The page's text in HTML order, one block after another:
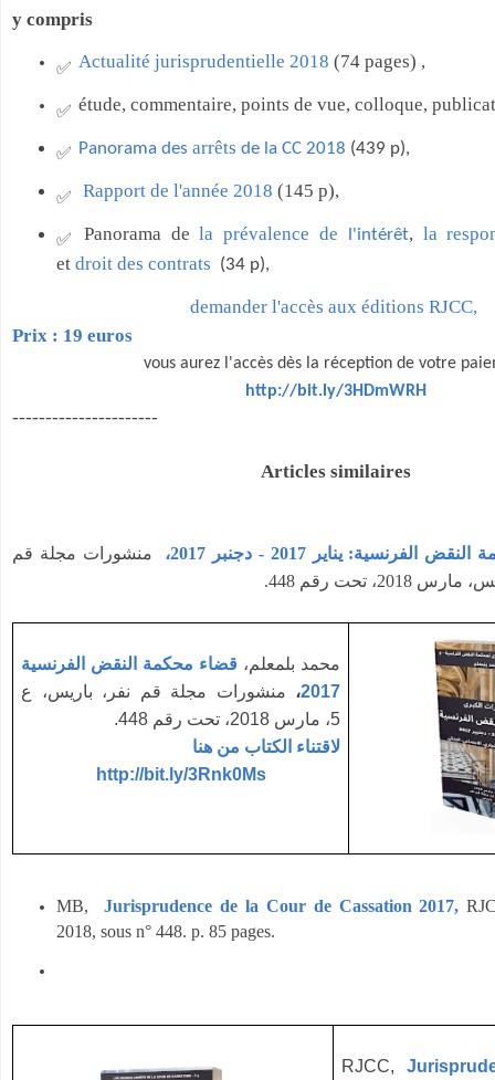
y compris
✅ Actualité jurisprudentielle 2018 (74 pages) ,
✅ étude, commentaire, points de vue, colloque,
✅ Panorama des arrêts de la CC 2018 (439 p),
✅ Rapport de l'année 2018 (145 p),
✅ Panorama dela prévalence de l'intérêt, la
et droit des contrats (34 p),
demander l'accès auxéditions RJCC,
Prix : 19 euros
vous aurez l'accès dès la réception de votre
http://bit.ly/3HDmWRH
----------------------
Articles similaires
الفرنسية: يناير 2017 - دجنبر 2017،
منشورات مجلة قم
تحت رقم 448.
محمد بلمعلم، قضاء محكمة النقض الفرنسية
2017، منشورات مجلة قم نفر، باريس، ع
5، مارس 2018، تحت رقم 448.
لاقتناء الكتاب من هنا
http://bit.ly/3Rnk0Ms
MB, Jurisprudence de la Cour de Cassation 2017,
2018, sous n° 448. p. 85 pages.
RJCC,